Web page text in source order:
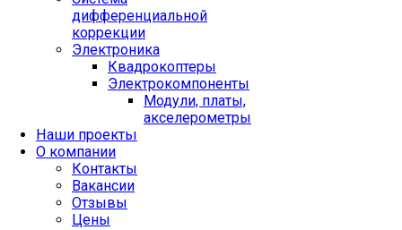
дифференциальной
коррекции
Электроника
Квадрокоптеры
Электрокомпоненты
Модули, платы,
акселерометры
Наши проекты
О компании
Контакты
Вакансии
Отзывы
Цены